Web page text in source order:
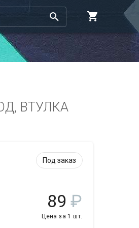
ВТУЛКА
Под заказ
89 ₽
Цена за 1 шт.